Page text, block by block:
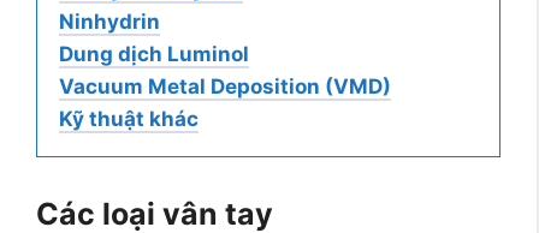
Ninhydrin
Dung dịch Luminol
Vacuum Metal Deposition (VMD)
Kỹ thuật khác
Các loại vân tay